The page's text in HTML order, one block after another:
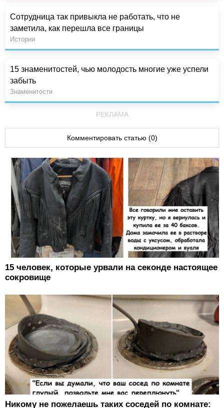
Сотрудница так привыкла не работать, что не
заметила, как перешла все границы
Истории
15 знаменитостей, чью молодость многие уже успели
забыть
Знаменитости
РЕКЛАМА
Комментировать статью (0)
15 человек, которые урвали на секонде настоящее
сокровище
Никому не пожелаешь таких соседей по комнате: